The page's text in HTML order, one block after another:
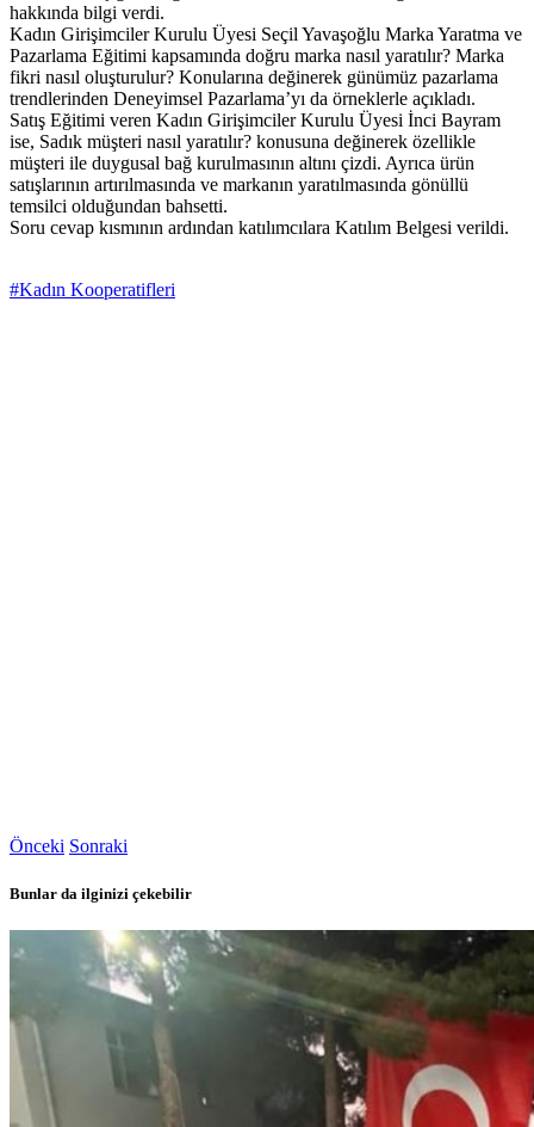
hakkında bilgi verdi.
Kadın Girişimciler Kurulu Üyesi Seçil Yavaşoğlu Marka Yaratma ve
Pazarlama Eğitimi kapsamında doğru marka nasıl yaratılır? Marka
fikri nasıl oluşturulur? Konularına değinerek günümüz pazarlama
trendlerinden Deneyimsel Pazarlama’yı da örneklerle açıkladı.
Satış Eğitimi veren Kadın Girişimciler Kurulu Üyesi İnci Bayram
ise, Sadık müşteri nasıl yaratılır? konusuna değinerek özellikle
müşteri ile duygusal bağ kurulmasının altını çizdi. Ayrıca ürün
satışlarının artırılmasında ve markanın yaratılmasında gönüllü
temsilci olduğundan bahsetti.
Soru cevap kısmının ardından katılımcılara Katılım Belgesi verildi.
#Kadın Kooperatifleri
Önceki Sonraki
Bunlar da ilginizi çekebilir